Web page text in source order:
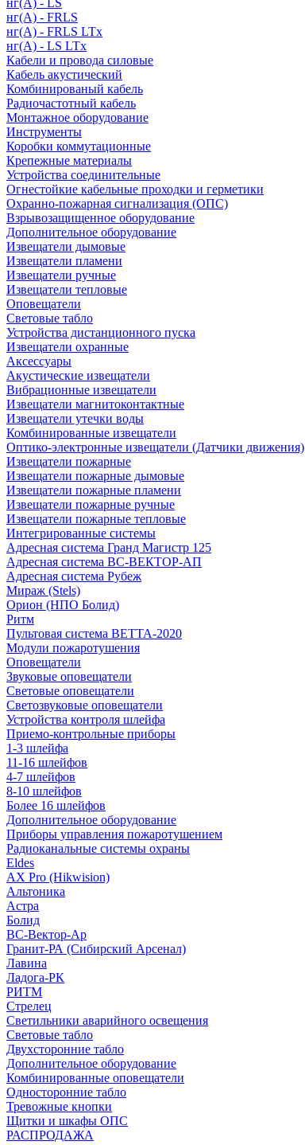
нг(A) - LS
нг(А) - FRLS
нг(А) - FRLS LTx
нг(А) - LS LTx
Кабели и провода силовые
Кабель акустический
Комбинированый кабель
Радиочастотный кабель
Монтажное оборудование
Инструменты
Коробки коммутационные
Крепежные материалы
Устройства соединительные
Огнестойкие кабельные проходки и герметики
Охранно-пожарная сигнализация (ОПС)
Взрывозащищенное оборудование
Дополнительное оборудование
Извещатели дымовые
Извещатели пламени
Извещатели ручные
Извещатели тепловые
Оповещатели
Световые табло
Устройства дистанционного пуска
Извещатели охранные
Аксессуары
Акустические извещатели
Вибрационные извещатели
Извещатели магнитоконтактные
Извещатели утечки воды
Комбинированные извещатели
Оптико-электронные извещатели (Датчики движения)
Извещатели пожарные
Извещатели пожарные дымовые
Извещатели пожарные пламени
Извещатели пожарные ручные
Извещатели пожарные тепловые
Интегрированные системы
Адресная система Гранд Магистр 125
Адресная система ВС-ВЕКТОР-АП
Адресная система Рубеж
Мираж (Stels)
Орион (НПО Болид)
Ритм
Пультовая система ВЕТТА-2020
Модули пожаротушения
Оповещатели
Звуковые оповещатели
Световые оповещатели
Светозвуковые оповещатели
Устройства контроля шлейфа
Приемо-контрольные приборы
1-3 шлейфа
11-16 шлейфов
4-7 шлейфов
8-10 шлейфов
Более 16 шлейфов
Дополнительное оборудование
Приборы управления пожаротушением
Радиоканальные системы охраны
Eldes
AX Pro (Hikwision)
Альтоника
Астра
Болид
ВС-Вектор-Ар
Гранит-РА (Сибирский Арсенал)
Лавина
Ладога-РК
РИТМ
Стрелец
Светильники аварийного освещения
Световые табло
Двухсторонние табло
Дополнительное оборудование
Комбинированные оповещатели
Односторонние табло
Тревожные кнопки
Щитки и шкафы ОПС
РАСПРОДАЖА